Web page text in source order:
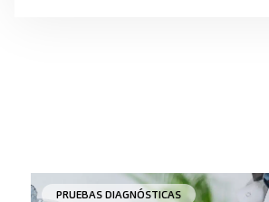
PRUEBAS DIAGNÓSTICAS